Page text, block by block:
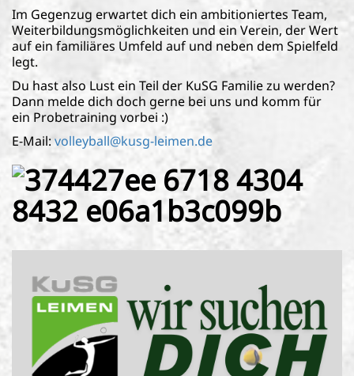
Im Gegenzug erwartet dich ein ambitioniertes Team,
Weiterbildungsmöglichkeiten und ein Verein, der Wert
auf ein familiäres Umfeld auf und neben dem Spielfeld
legt.
Du hast also Lust ein Teil der KuSG Familie zu werden?
Dann melde dich doch gerne bei uns und komm für
ein Probetraining vorbei :)
E-Mail:volleyball@kusg-leimen.de